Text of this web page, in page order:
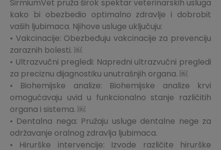
SirmiumVet pruža širok spektar veterinarskih usluga
kako bi obezbedio optimalno zdravlje i dobrobit
vaših ljubimaca. Njihove usluge uključuju:
• Vakcinacije: Obezbeđuju vakcinacije za prevenciju
zaraznih bolesti. ￼
• Ultrazvučni pregledi: Napredni ultrazvučni pregledi
za preciznu dijagnostiku unutrašnjih organa. ￼
• Biohemijske analize: Biohemijske analize krvi
omogućavaju uvid u funkcionalno stanje različitih
organa i sistema. ￼
• Dentalna nega: Pružaju usluge dentalne nege za
održavanje oralnog zdravlja ljubimaca.
• Hirurške intervencije: Izvode različite hirurške